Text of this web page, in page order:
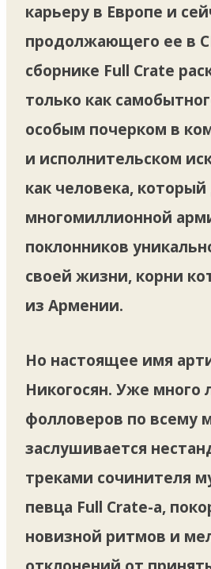
карьеру в Европе и
продолжающего ее в
сборнике Full Crate
только как
особым почерком в
и исполнительском
как человека, который
многомиллионной
поклонников
своей жизни, корни
из Армении.
Но настоящее имя
Никогосян. Уже много
фолловеров по всему
заслушивается
треками сочинителя
певца Full Crate-а,
новизной ритмов и